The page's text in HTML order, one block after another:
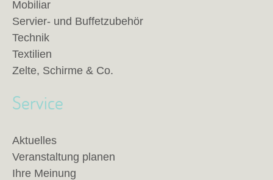
Mobiliar
Servier- und Buffetzubehör
Technik
Textilien
Zelte, Schirme & Co.
Service
Aktuelles
Veranstaltung planen
Ihre Meinung